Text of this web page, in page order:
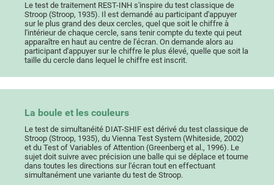
Le test de traitement REST-INH s'inspire du test classique de
Stroop (Stroop, 1935). Il est demandé au participant d'appuyer
sur le plus grand des deux cercles, quel que soit le chiffre à
l'intérieur de chaque cercle, sans tenir compte du texte qui peut
apparaître en haut au centre de l'écran. On demande alors au
participant d'appuyer sur le chiffre le plus élevé, quelle que soit la
taille du cercle dans lequel le chiffre est inscrit.
La boule et les couleurs
Le test de simultanéité DIAT-SHIF est dérivé du test classique de
Stroop (Stroop, 1935), du Vienna Test System (Whiteside, 2002)
et du Test of Variables of Attention (Greenberg et al., 1996). Le
sujet doit suivre avec précision une balle qui se déplace et tourne
dans toutes les directions sur l'écran tout en effectuant
simultanément une variante du test de Stroop.